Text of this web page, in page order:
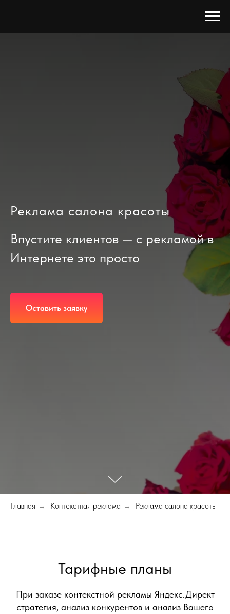
Реклама салона красоты
Впустите клиентов — с рекламой в
Интернете это просто
Оставить заявку
Главная → Контекстная реклама → Реклама салона красоты
Тарифные планы
При заказе контекстной рекламы Яндекс.Директ
стратегия, анализ конкурентов и анализ Вашего